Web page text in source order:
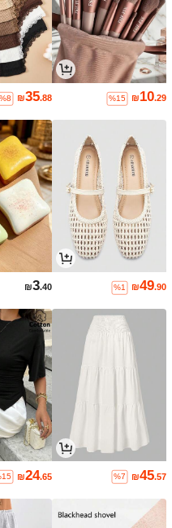
₪10.29
%15
₪35.88
%8
₪49.90
%1
₪3.40
₪45.57
%7
₪24.65